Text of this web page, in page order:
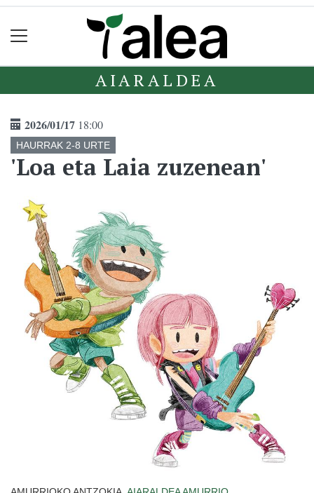
AIARALDEA
2026/01/17 18:00
HAURRAK 2-8 URTE
'Loa eta Laia zuzenean'